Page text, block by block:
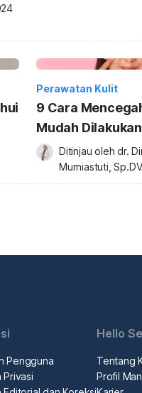
Perawatan Kulit
9 Cara
Mudah Dilakukan
Ditinjau oleh dr.
Murniastuti, Sp.DV
Pengguna
Privasi
Hello
Tentang
Profil